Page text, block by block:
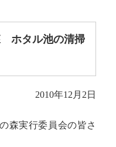
ホタル池の清掃
2010年12月2日
森実行委員会の皆さ